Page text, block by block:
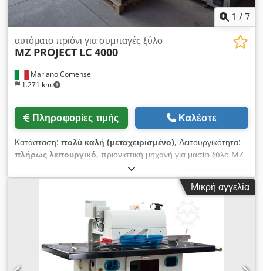
1 /7
Mariano Comense
1.271 km
αυτόματο πριόνι για συμπαγές ξύλο
MZ PROJECT LC 4000
Πληροφορίες τιμής Καλέστε
Κατάσταση: πολύ καλή (μεταχειρισμένο), Λειτουργικότητα:
πλήρως λειτουργικό, πριονιστική μηχανή για μασίφ ξύλο MZ
PROJECT LC 4000 Djdpezdqxcsfx Abnokr αυτόματη μηχανή
μεταχειρισμένη μηχανή Σήμανση CE: Ναι κοπή άκρων σανιδιών
με μηχανοκίνητο οπίσθιο κυλιόμενο μεταφορέα με αυτόματη
λειτουργία στοπ και σταθερό εμπρόσθιο κυλιόμενο μεταφορέα
διαμήκης κοπή δοκών και πλακών μασίφ ξύλου έως 4000 mm.
Βάθος κοπής 1500 mm με αυτόματη προώθηση (CN). Μέγιστο
πλάτος κοπής 1500 mm κατάσταση: εξαιρετική μέγιστο μήκος
κοπής: 4000 mm ισχύς κινητήρα: 15 PS συνολικό βάρος: 3000
kg τάση: 380/50 V
Μικρή αγγελία